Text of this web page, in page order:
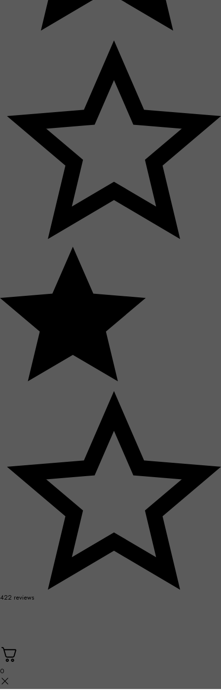
422 reviews
0